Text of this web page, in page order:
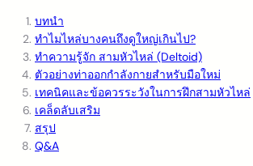
บทนำ
ทำไมไหล่บางคนถึงดูใหญ่เกินไป?
ทำความรู้จัก สามหัวไหล่ (Deltoid)
ตัวอย่างท่าออกกำลังกายสำหรับมือใหม่
เทคนิคและข้อควรระวังในการฝึกสามหัวไหล่
เคล็ดลับเสริม
สรุป
Q&A